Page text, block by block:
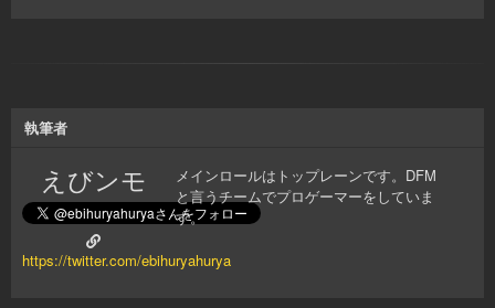
執筆者
えびンモ
https://twitter.com/ebihuryahurya
メインロールはトップレーンです。DFM
と言うチームでプロゲーマーをしていま
す。